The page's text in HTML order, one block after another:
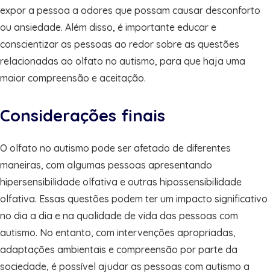
expor a pessoa a odores que possam causar desconforto
ou ansiedade. Além disso, é importante educar e
conscientizar as pessoas ao redor sobre as questões
relacionadas ao olfato no autismo, para que haja uma
maior compreensão e aceitação.
Considerações finais
O olfato no autismo pode ser afetado de diferentes
maneiras, com algumas pessoas apresentando
hipersensibilidade olfativa e outras hipossensibilidade
olfativa. Essas questões podem ter um impacto significativo
no dia a dia e na qualidade de vida das pessoas com
autismo. No entanto, com intervenções apropriadas,
adaptações ambientais e compreensão por parte da
sociedade, é possível ajudar as pessoas com autismo a